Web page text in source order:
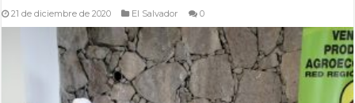
21 de diciembre de 2020 El Salvador 0